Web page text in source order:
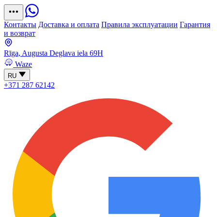
Контакты Доставка и оплата Правила эксплуатации Гарантия
и возврат
Rīga, Augusta Deglava iela 69H
Waze
RU
+371 287 62142